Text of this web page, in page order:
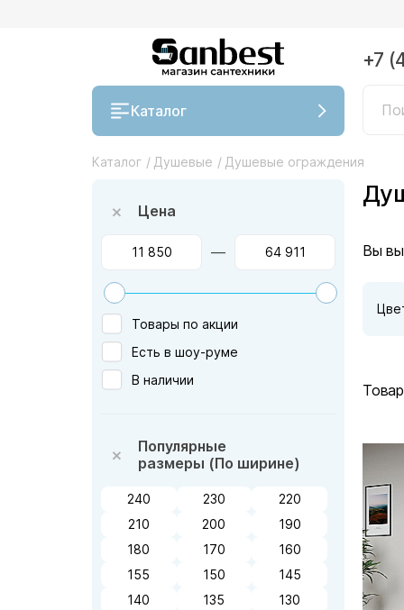
Каталог
+7
Каталог / Душевые / Душевые ограждения
Цена
—
Товары по акции
Есть в шоу-руме
В наличии
Популярные
размеры (По ширине)
240 230
220
210
200
190
180
170
160
155
150
145
140
135
130
Вы